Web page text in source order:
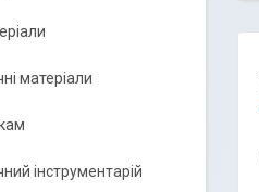
матеріали
інструментарій